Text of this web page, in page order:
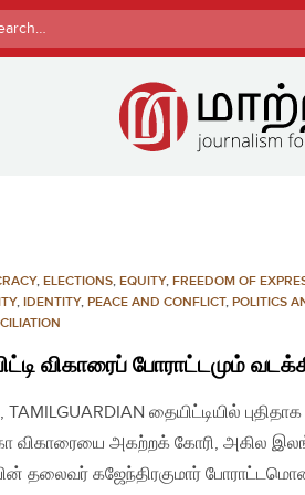
, ELECTIONS, EQUITY, FREEDOM OF
, IDENTITY, PEACE AND CONFLICT, POLITICS
விகாரைப் போராட்டமும்
TAMILGUARDIAN தையிட்டியில்
விகாரையை அகற்றக் கோரி, அகில
தலைவர் கஜேந்திரகுமார்